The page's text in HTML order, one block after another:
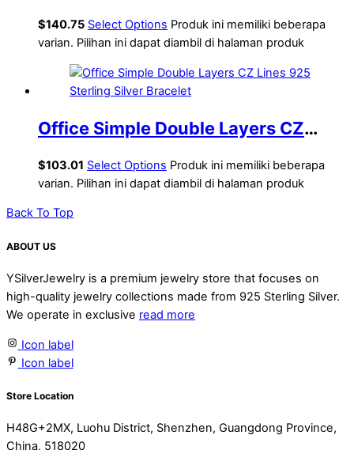
Sterling Silver Bracelet
$140.75 Select Options Produk ini memiliki beberapa
varian. Pilihan ini dapat diambil di halaman produk
Office Simple Double Layers CZ
Lines 925 Sterling Silver Bracelet
$103.01 Select Options Produk ini memiliki beberapa
varian. Pilihan ini dapat diambil di halaman produk
Back To Top
ABOUT US
YSilverJewelry is a premium jewelry store that focuses on
high-quality jewelry collections made from 925 Sterling Silver.
We operate in exclusive read more
Icon label
Icon label
Store Location
H48G+2MX, Luohu District, Shenzhen, Guangdong Province,
China, 518020